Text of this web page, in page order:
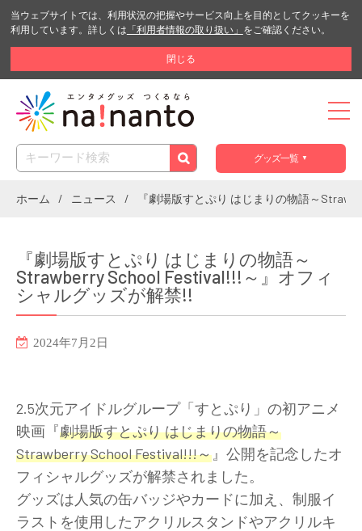
当ウェブサイトでは、利用状況の把握やサービス向上を目的としてクッキーを
利用しています。詳しくは 「利用者情報の取り扱い」 をご確認ください。
閉じる
グッズ一覧
ホーム ニュース 『劇場版すとぷり はじまりの物語～
『劇場版すとぷり はじまりの物語～
Strawberry School Festival!!!～』オフィ
シャルグッズが解禁!!
2024年7月2日
2.5次元アイドルグループ「すとぷり」の初アニメ
映画『劇場版すとぷり はじまりの物語～
Strawberry School Festival!!!～ 』公開を記念したオ
フィシャルグッズが解禁されました。
グッズは人気の缶バッジやカードに加え、制服イ
ラストを使用したアクリルスタンドやアクリルキ